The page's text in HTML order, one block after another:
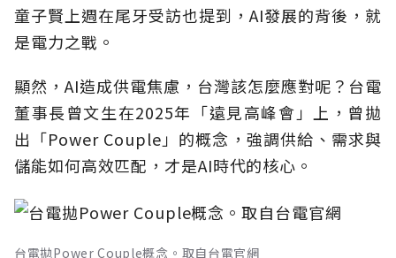
童子賢上週在尾牙受訪也提到，AI發展的背後，就
是電力之戰。
顯然，AI造成供電焦慮，台灣該怎麼應對呢？台電
董事長曾文生在2025年「遠見高峰會」上，曾拋
出「Power Couple」的概念，強調供給、需求與
儲能如何高效匹配，才是AI時代的核心。
台電拋Power Couple概念。取自台電官網